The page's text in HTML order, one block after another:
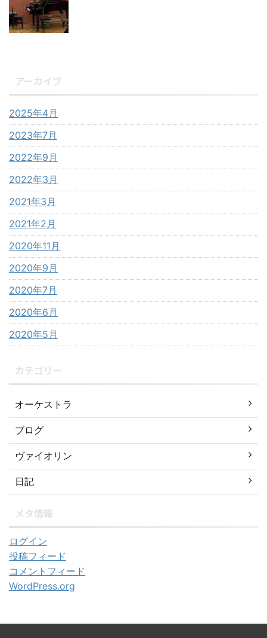
アーカイブ
2025年4月
2023年7月
2022年9月
2022年3月
2021年3月
2021年2月
2020年11月
2020年9月
2020年7月
2020年6月
2020年5月
カテゴリー
オーケストラ
ブログ
ヴァイオリン
日記
メタ情報
ログイン
投稿フィード
コメントフィード
WordPress.org